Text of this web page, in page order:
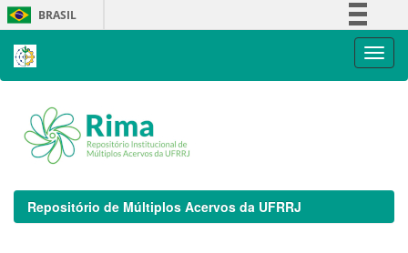
Skip
navigation
BRASIL
Repositório de Múltiplos Acervos da UFRRJ